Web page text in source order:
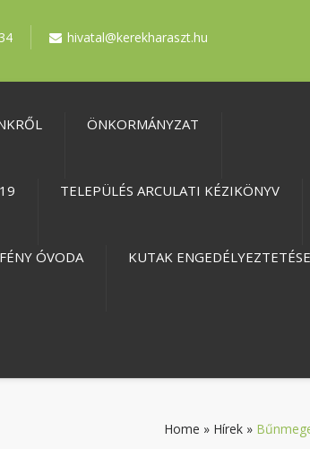
hivatal@kerekharaszt.hu
ÖNKORMÁNYZAT
TELEPÜLÉS ARCULATI KÉZIKÖNYV
ÓVODA KUTAK ENGEDÉLYEZTETÉSE
Home » Hírek »